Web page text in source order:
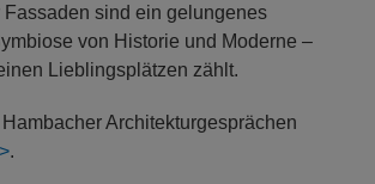
Fassaden sind ein gelungenes
von Historie und Moderne –
Lieblingsplätzen zählt.
Architekturgesprächen
.